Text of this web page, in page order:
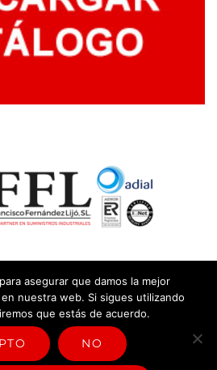
legal y política de privacidad
de gestión
asegurar que damos la mejor
nuestra web. Si sigues utilizando
que estás de acuerdo.
NO